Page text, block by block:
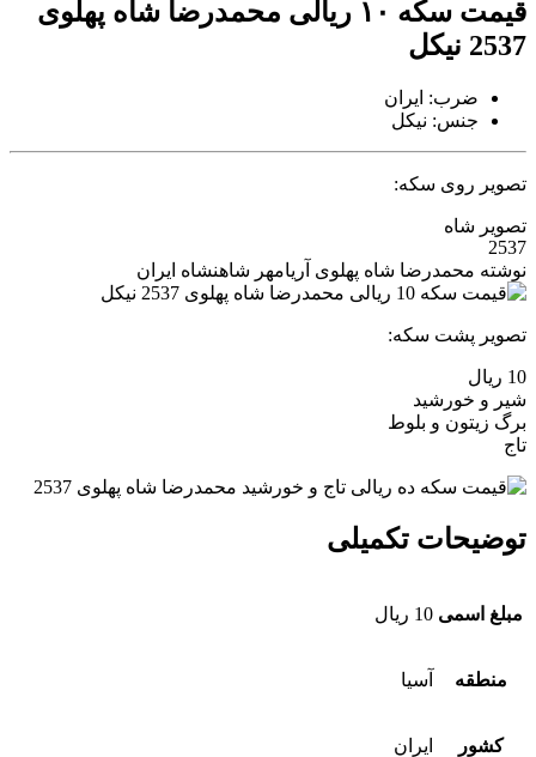
قیمت سکه ۱۰ ریالی محمدرضا شاه پهلوی
2537 نیکل
ضرب: ایران
جنس: نیکل
تصویر روی سکه:
تصویر شاه
2537
نوشته محمدرضا شاه پهلوی آریامهر شاهنشاه ایران
تصویر پشت سکه:
10 ریال
شیر و خورشید
برگ زیتون و بلوط
تاج
توضیحات تکمیلی
مبلغ اسمی 10 ریال
منطقه آسیا
کشور ایران